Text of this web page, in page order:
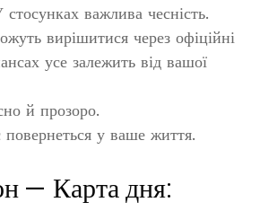
стосунках важлива чесність.
вирішитися через офіційні
усе залежить від вашої
й прозоро.
повернеться у ваше життя.
— Карта дня: